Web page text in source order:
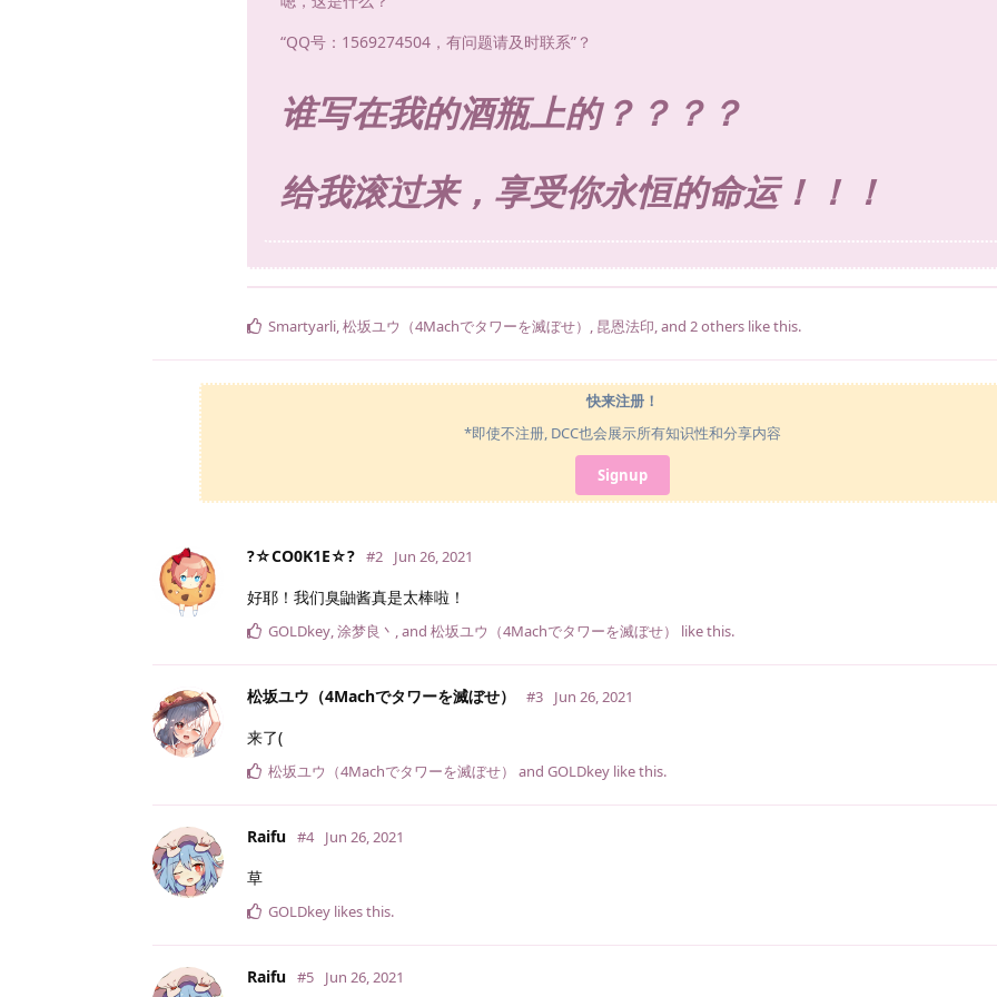
“QQ号：1569274504，有问题请及时联系”？
谁写在我的酒瓶上的？？？？
给我滚过来，享受你永恒的命运！！！
Smartyarli,松坂ユウ（4Machでタワーを滅ぼせ） , 昆恩法印, and 2others like this.
快来注册！
*即使不注册, DCC也会展示所有知识性和分享内容
Signup
?☆CO0K1E☆? #2 Jun 26, 2021
好耶！我们臭鼬酱真是太棒啦！
GOLDkey,涂梦良丶 , and 松坂ユウ（4Machでタワーを滅ぼせ） like this.
松坂ユウ（4Machでタワーを滅ぼせ） #3 Jun 26, 2021
来了(
松坂ユウ（4Machでタワーを滅ぼせ） and GOLDkey like this.
Raifu #4 Jun 26, 2021
草
GOLDkey likes this.
Raifu #5 Jun 26, 2021